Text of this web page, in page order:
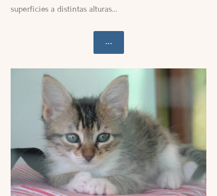
superficies a distintas alturas…
...